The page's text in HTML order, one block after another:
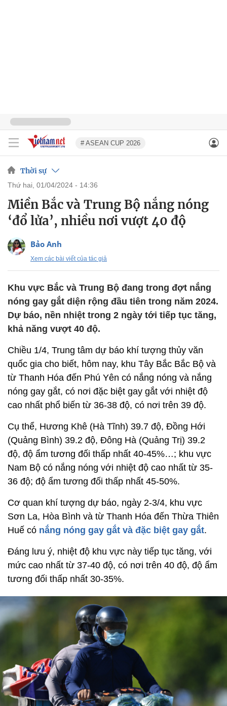
# ASEAN CUP 2026
Thời sự
thứ hai, 01/04/2024 - 14:36
Miền Bắc và Trung Bộ nắng nóng
‘đổ lửa’, nhiều nơi vượt 40 độ
Bảo Anh
Xem các bài viết của tác giả
Khu vực Bắc và Trung Bộ đang trong đợt nắng
nóng gay gắt diện rộng đầu tiên trong năm 2024.
Dự báo, nền nhiệt trong 2 ngày tới tiếp tục tăng,
khả năng vượt 40 độ.
Chiều 1/4, Trung tâm dự báo khí tượng thủy văn
quốc gia cho biết, hôm nay, khu Tây Bắc Bắc Bộ và
từ Thanh Hóa đến Phú Yên có nắng nóng và nắng
nóng gay gắt, có nơi đặc biệt gay gắt với nhiệt độ
cao nhất phổ biến từ 36-38 độ, có nơi trên 39 độ.
Cụ thể, Hương Khê (Hà Tĩnh) 39.7 độ, Đồng Hới
(Quảng Bình) 39.2 độ, Đông Hà (Quảng Trị) 39.2
độ, độ ẩm tương đối thấp nhất 40-45%…; khu vực
Nam Bộ có nắng nóng với nhiệt độ cao nhất từ 35-
36 độ; độ ẩm tương đối thấp nhất 45-50%.
Cơ quan khí tượng dự báo, ngày 2-3/4, khu vực
Sơn La, Hòa Bình và từ Thanh Hóa đến Thừa Thiên
Huế có nắng nóng gay gắt và đặc biệt gay gắt.
Đáng lưu ý, nhiệt độ khu vực này tiếp tục tăng, với
mức cao nhất từ 37-40 độ, có nơi trên 40 độ, độ ẩm
tương đối thấp nhất 30-35%.